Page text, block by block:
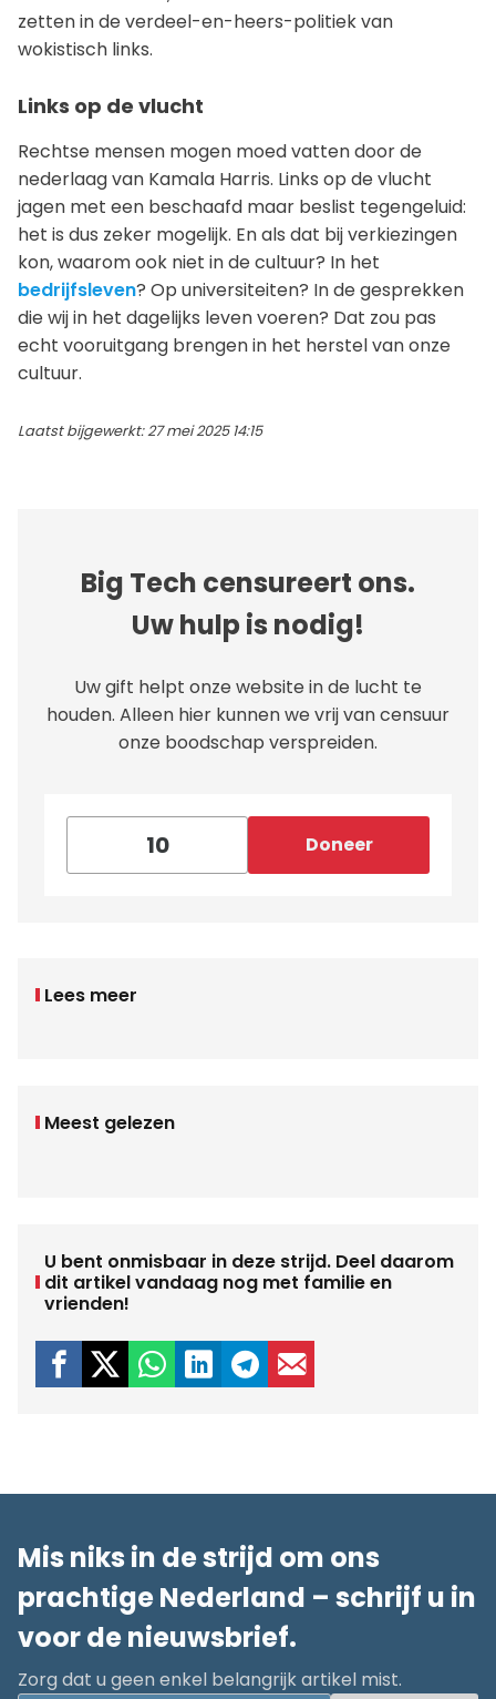
zetten in de verdeel-en-heers-politiek van
wokistisch links.
Links op de vlucht
Rechtse mensen mogen moed vatten door de
nederlaag van Kamala Harris. Links op de vlucht
jagen met een beschaafd maar beslist tegengeluid:
het is dus zeker mogelijk. En als dat bij verkiezingen
kon, waarom ook niet in de cultuur? In het
bedrijfsleven? Op universiteiten? In de gesprekken
die wij in het dagelijks leven voeren? Dat zou pas
echt vooruitgang brengen in het herstel van onze
cultuur.
Laatst bijgewerkt: 27 mei 2025 14:15
Big Tech censureert ons.
Uw hulp is nodig!
Uw gift helpt onze website in de lucht te
houden. Alleen hier kunnen we vrij van censuur
onze boodschap verspreiden.
Doneer
Lees meer
Meest gelezen
U bent onmisbaar in deze strijd. Deel daarom
dit artikel vandaag nog met familie en
vrienden!
Mis niks in de strijd om ons
prachtige Nederland – schrijf u in
voor de nieuwsbrief.
Zorg dat u geen enkel belangrijk artikel mist.